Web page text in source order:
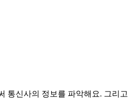
통신사의 정보를 파악해요. 그리고